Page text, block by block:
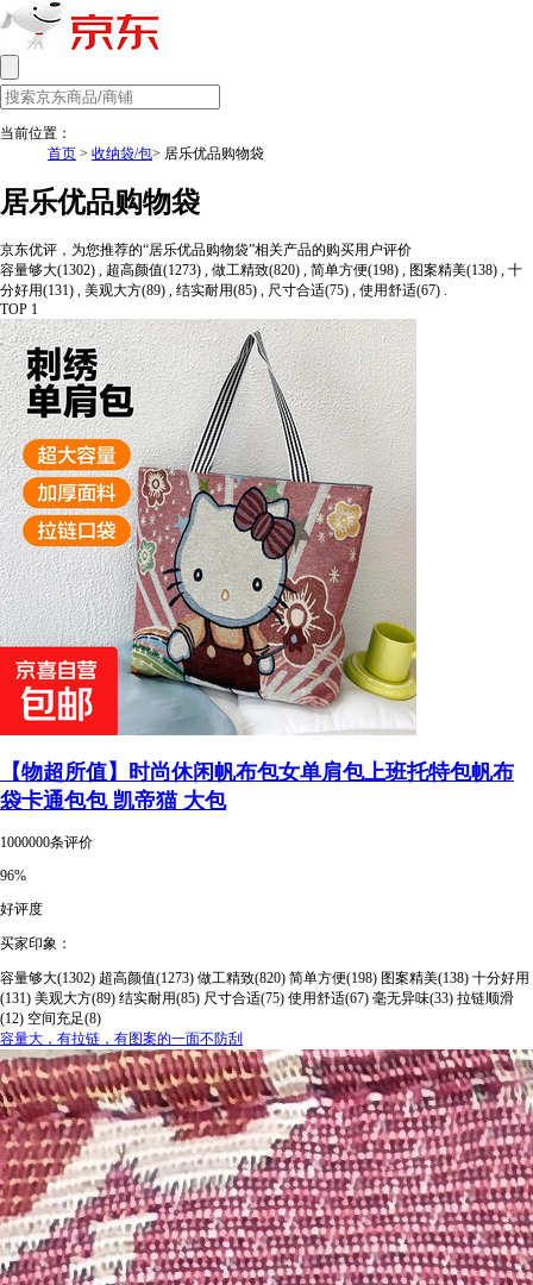
当前位置：
首页 > 收纳袋/包> 居乐优品购物袋
居乐优品购物袋
京东优评，为您推荐的“居乐优品购物袋”相关产品的购买用户评价
容量够大(1302) , 超高颜值(1273) , 做工精致(820) , 简单方便(198) , 图案精美(138) , 十
分好用(131) , 美观大方(89) , 结实耐用(85) , 尺寸合适(75) , 使用舒适(67) .
TOP 1
【物超所值】时尚休闲帆布包女单肩包上班托特包帆布
袋卡通包包 凯帝猫 大包
1000000条评价
96%
好评度
买家印象：
容量够大(1302) 超高颜值(1273) 做工精致(820) 简单方便(198) 图案精美(138) 十分好用
(131) 美观大方(89) 结实耐用(85) 尺寸合适(75) 使用舒适(67) 毫无异味(33) 拉链顺滑
(12) 空间充足(8)
容量大，有拉链，有图案的一面不防刮